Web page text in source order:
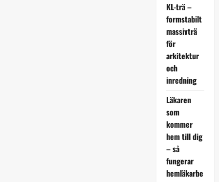
KL-trä –
formstabilt
massivträ
för
arkitektur
och
inredning
Läkaren
som
kommer
hem till dig
– så
fungerar
hemläkarbe